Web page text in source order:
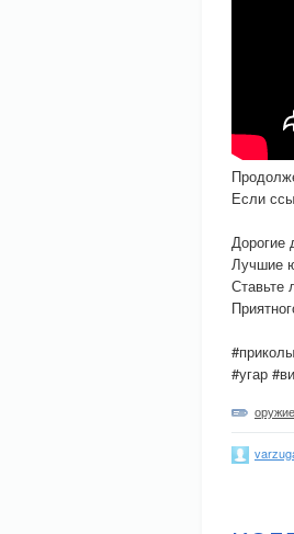
Если
Дорогие
Лучшие
Ставьте
#угар
оружие